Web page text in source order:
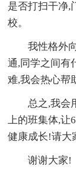
是否打扫干净,
校。
我性格外
通,同学之间有
难,我会热心帮
总之,我会
上的班集体,让
健康成长!请大
谢谢大家!